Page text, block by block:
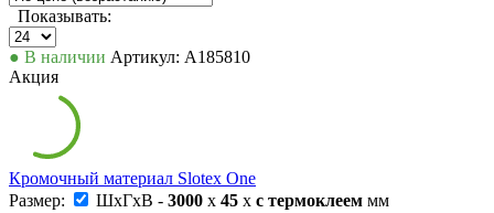
Показывать:
● В наличии Артикул: А185810
Акция
Кромочный материал Slotex One
Размер:
ШxГxВ - 3000 x 45 x с термоклеем мм